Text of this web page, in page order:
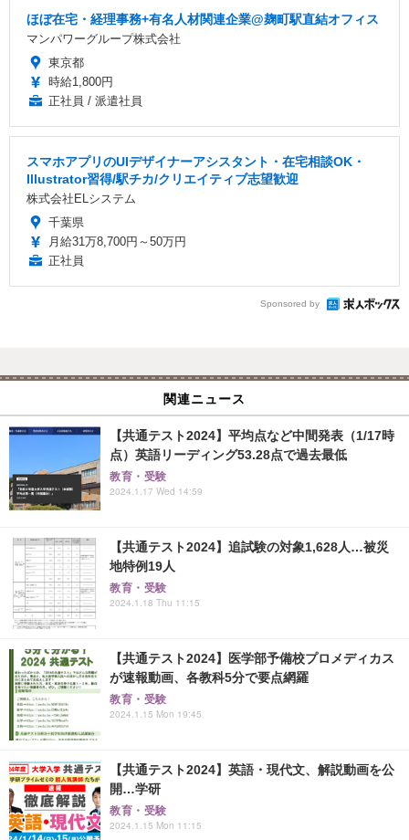
ほぼ在宅・経理事務+有名人材関連企業@麹町駅直結オフィス
マンパワーグループ株式会社
東京都
時給1,800円
正社員 / 派遣社員
スマホアプリのUIデザイナーアシスタント・在宅相談OK・
Illustrator習得/駅チカ/クリエイティブ志望歓迎
株式会社ELシステム
千葉県
月給31万8,700円～50万円
正社員
Sponsored by
関連ニュース
【共通テスト2024】平均点など中間発表（1/17時
点）英語リーディング53.28点で過去最低
教育・受験
2024.1.17 Wed 14:59
【共通テスト2024】追試験の対象1,628人…被災
地特例19人
教育・受験
2024.1.18 Thu 11:15
【共通テスト2024】医学部予備校プロメディカス
が速報動画、各教科5分で要点網羅
教育・受験
2024.1.15 Mon 19:45
【共通テスト2024】英語・現代文、解説動画を公
開…学研
教育・受験
2024.1.15 Mon 11:15